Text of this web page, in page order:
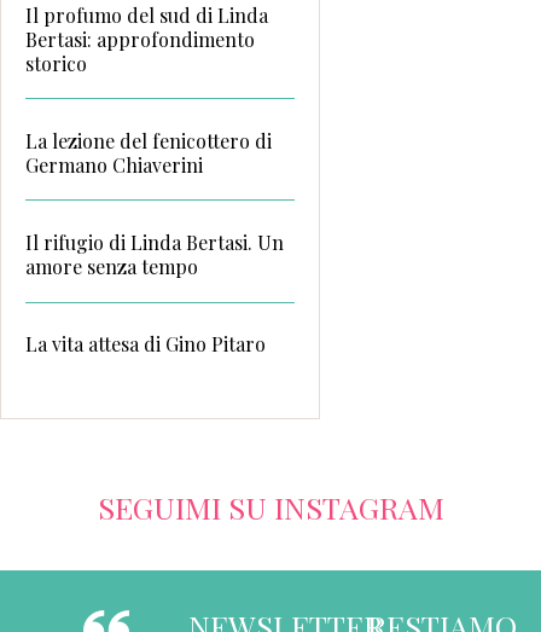
Il profumo del sud di Linda
Bertasi: approfondimento
storico
La lezione del fenicottero di
Germano Chiaverini
Il rifugio di Linda Bertasi. Un
amore senza tempo
La vita attesa di Gino Pitaro
SEGUIMI SU INSTAGRAM